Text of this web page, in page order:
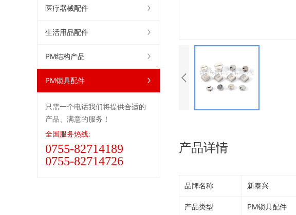
产品详情
品牌名称 新泰兴
产品类型 PM锁具配件
医疗器械配件
生活用品配件
PM结构产品
PM锁具配件
只需一个电话我们将提供合适的
产品、满意的服务！
全国服务热线:
0755-82714189
0755-82714726